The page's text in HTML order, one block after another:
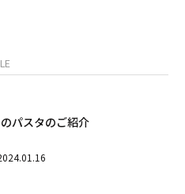
パスタのご紹介